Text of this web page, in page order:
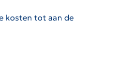
kosten tot aan de